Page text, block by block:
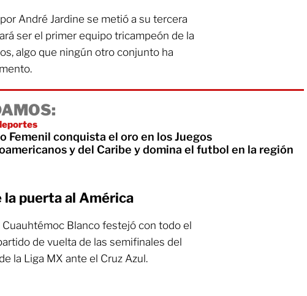
André Jardine se metió a su tercera
ser el primer equipo tricampeón de la
algo que ningún otro conjunto ha
Femenil conquista el oro en los Juegos
y del Caribe y domina el futbol en la región
la puerta al América
Cuauhtémoc Blanco festejó con todo el
de vuelta de las semifinales del
la Liga MX ante el Cruz Azul.